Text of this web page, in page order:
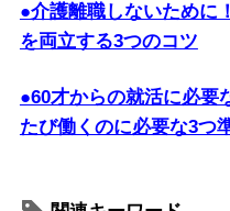
●介護離職しないために
を両立する3つのコツ
●60才からの就活に必
たび働くのに必要な3つ